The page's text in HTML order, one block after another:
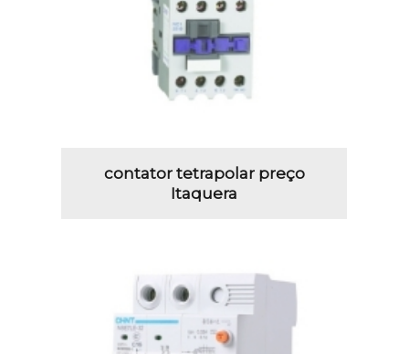
contator tetrapolar preço
Itaquera